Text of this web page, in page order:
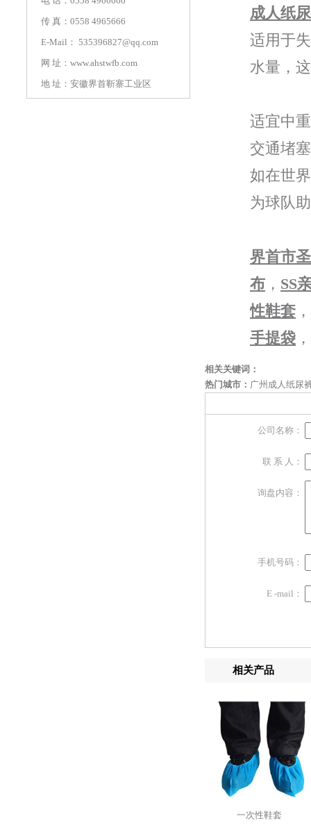
传 真：0558 4965666
E-Mail： 535396827@qq.com
网 址： www.ahstwfb.com
地 址：安徽界首靳寨工业区
成人纸
适用于
水量，
适宜中
交通堵
如在世
为球队
界首市
布 ， SS
性鞋套 ，
手提袋 ，
相关关键词：
热门城市： 广州成人纸尿
公司名称：
联 系 人：
询盘内容：
手机号码：
E -mail：
相关产品
一次性鞋套